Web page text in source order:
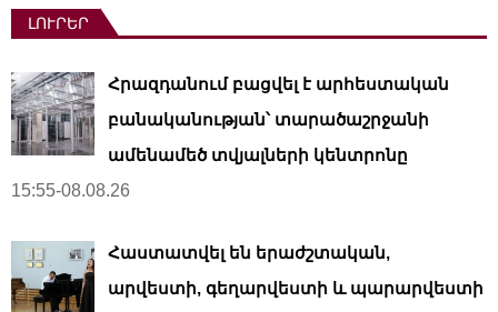
ԼՈՒՐԵՐ
Հրազդանում բացվել է արհեստական ​​
բանականության՝ տարածաշրջանի
ամենամեծ տվյալների կենտրոնը
15:55-08.08.26
Հաստատվել են երաժշտական,
արվեստի, գեղարվեստի և պարարվեստի